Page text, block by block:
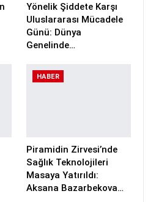
Yönelik Şiddete Karşı
Uluslararası Mücadele
Günü: Dünya
Genelinde…
HABER
Piramidin Zirvesi’nde
Sağlık Teknolojileri
Masaya Yatırıldı:
Aksana Bazarbekova…